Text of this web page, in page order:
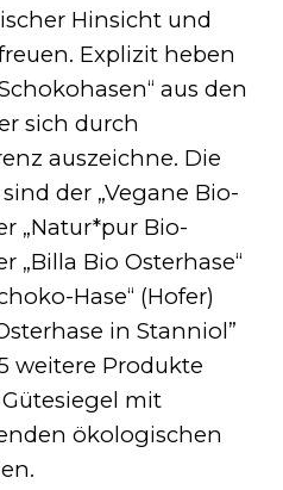
Hinsicht und
Explizit heben
aus den
sich durch
auszeichne. Die
der „Vegane Bio-
„Natur*pur Bio-
„Billa Bio Osterhase“
Hase“ (Hofer)
in Stanniol”
weitere Produkte
mit
ökologischen